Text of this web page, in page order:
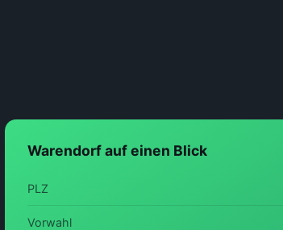
Warendorf auf einen Blick
PLZ
Vorwahl